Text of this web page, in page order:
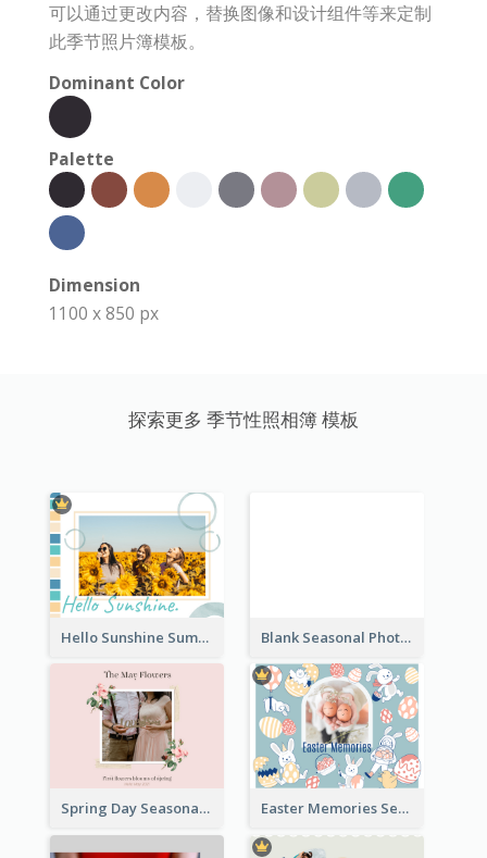
可以通过更改内容，替换图像和设计组件等来定制
此季节照片簿模板。
Dominant Color
Palette
Dimension
1100 x 850 px
探索更多 季节性照相簿 模板
Hello Sunshine Summer Holidays Seasonal Photo Book Blank Seasonal Photo Book
Spring Day Seasonal Photo Book Easter Memories Seasonal Photo Book